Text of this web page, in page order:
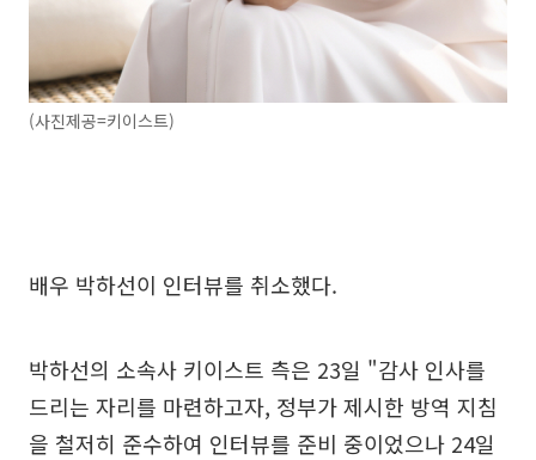
(사진제공=키이스트)
배우 박하선이 인터뷰를 취소했다.
박하선의 소속사 키이스트 측은 23일 "감사 인사를
드리는 자리를 마련하고자, 정부가 제시한 방역 지침
을 철저히 준수하여 인터뷰를 준비 중이었으나 24일